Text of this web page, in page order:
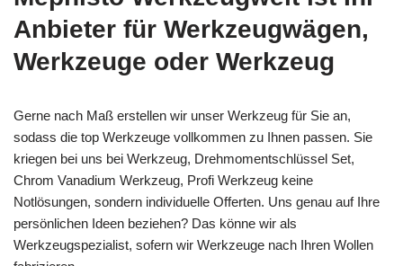
Anbieter für Werkzeugwägen,
Werkzeuge oder Werkzeug
Gerne nach Maß erstellen wir unser Werkzeug für Sie an,
sodass die top Werkzeuge vollkommen zu Ihnen passen. Sie
kriegen bei uns bei Werkzeug, Drehmomentschlüssel Set,
Chrom Vanadium Werkzeug, Profi Werkzeug keine
Notlösungen, sondern individuelle Offerten. Uns genau auf Ihre
persönlichen Ideen beziehen? Das könne wir als
Werkzeugspezialist, sofern wir Werkzeuge nach Ihren Wollen